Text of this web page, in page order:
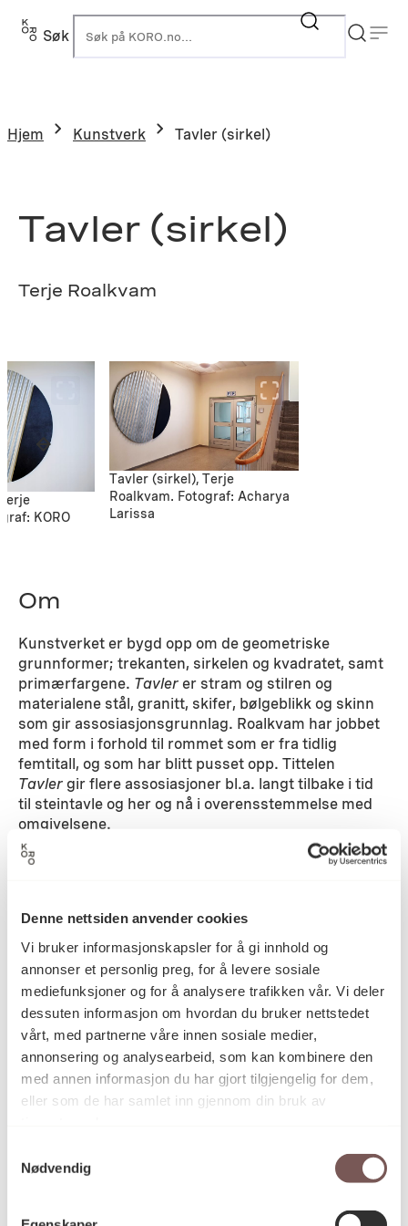
Denne nettsiden anvender cookies
Vi bruker informasjonskapsler for å gi innhold og
annonser et personlig preg, for å levere sosiale
mediefunksjoner og for å analysere trafikken vår. Vi deler
dessuten informasjon om hvordan du bruker nettstedet
vårt, med partnerne våre innen sosiale medier,
annonsering og analysearbeid, som kan kombinere den
med annen informasjon du har gjort tilgjengelig for dem,
eller som de har samlet inn gjennom din bruk av
Nødvendig
Hopp
Søk
Hjem Kunstverk Tavler (sirkel)
Tavler (sirkel)
Terje Roalkvam
KORO
Tavler (sirkel), Terje
Roalkvam. Fotograf: Acharya
Larissa
Om
Kunstverket er bygd opp om de geometriske
grunnformer; trekanten, sirkelen og kvadratet, samt
primærfargene. Tavler er stram og stilren og
materialene stål, granitt, skifer, bølgeblikk og skinn
som gir assosiasjonsgrunnlag. Roalkvam har jobbet
med form i forhold til rommet som er fra tidlig
femtitall, og som har blitt pusset opp. Tittelen
Tavler gir flere assosiasjoner bl.a. langt tilbake i tid
til steintavle og her og nå i overensstemmelse med
omgivelsene.
Detaljer
Kunstner Terje Roalkvam
Kategori Vegginstallasjon
Teknikk og
materiale
Galvanisert bølgeblikk og oksehud